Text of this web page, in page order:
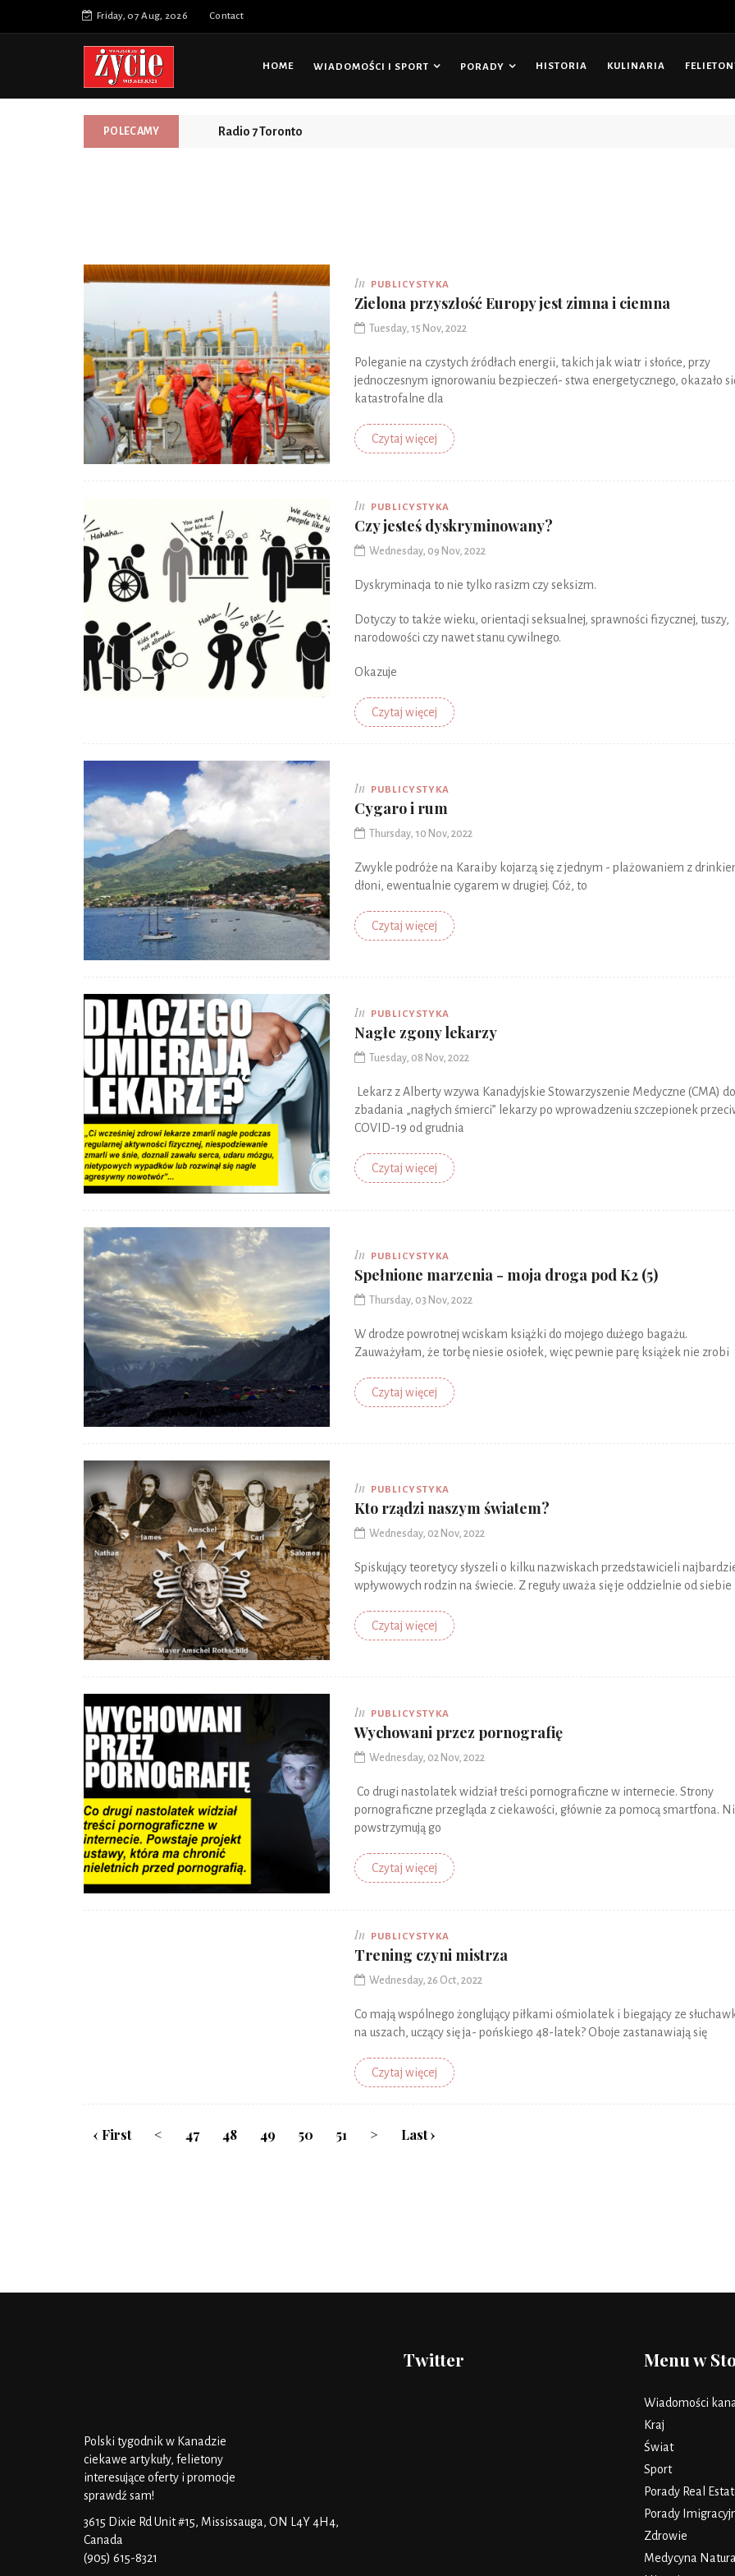
Friday, 07 Aug, 2026 Contact
HOME WIADOMOŚCI I SPORT PORADY HISTORIA KULINARIA
POLECAMY Radio 7 Toronto
Prosty, bezpieczny i przystępny cenowo odbiornik Radia 7 Toronto
In PUBLICYSTYKA
Zielona przyszłość Europy jest zimna i ciemna
Tuesday, 15 Nov, 2022
Poleganie na czystych źródłach energii, takich jak wiatr i słońce, przy
jednoczesnym ignorowaniu bezpieczeń- stwa energetycznego, okazało
katastrofalne dla
Czytaj więcej
In PUBLICYSTYKA
Czy jesteś dyskryminowany?
Wednesday, 09 Nov, 2022
Dyskryminacja to nie tylko rasizm czy seksizm.
Dotyczy to także wieku, orientacji seksualnej, sprawności fizycznej, tuszy,
narodowości czy nawet stanu cywilnego.
Okazuje
Czytaj więcej
In PUBLICYSTYKA
Cygaro i rum
Thursday, 10 Nov, 2022
Zwykle podróże na Karaiby kojarzą się z jednym - plażowaniem z
dłoni, ewentualnie cygarem w drugiej. Cóż, to
Czytaj więcej
In PUBLICYSTYKA
Nagłe zgony lekarzy
Tuesday, 08 Nov, 2022
Lekarz z Alberty wzywa Kanadyjskie Stowarzyszenie Medyczne (CMA) do
zbadania „nagłych śmierci” lekarzy po wprowadzeniu szczepionek
COVID-19 od grudnia
Czytaj więcej
In PUBLICYSTYKA
Spełnione marzenia - moja droga pod K2 (5)
Thursday, 03 Nov, 2022
W drodze powrotnej wciskam książki do mojego dużego bagażu.
Zauważyłam, że torbę niesie osiołek, więc pewnie parę książek nie zrobi
Czytaj więcej
In PUBLICYSTYKA
Kto rządzi naszym światem?
Wednesday, 02 Nov, 2022
Spiskujący teoretycy słyszeli o kilku nazwiskach przedstawicieli
wpływowych rodzin na świecie. Z reguły uważa się je oddzielnie od siebie
Czytaj więcej
In PUBLICYSTYKA
Wychowani przez pornografię
Wednesday, 02 Nov, 2022
Co drugi nastolatek widział treści pornograficzne w internecie. Strony
pornograficzne przegląda z ciekawości, głównie za pomocą smartfona.
powstrzymują go
Czytaj więcej
In PUBLICYSTYKA
Trening czyni mistrza
Wednesday, 26 Oct, 2022
Co mają wspólnego żonglujący piłkami ośmiolatek i biegający ze
na uszach, uczący się ja- pońskiego 48-latek? Oboje zastanawiają się
Czytaj więcej
‹ First < 47 48 49 50 51 > Last ›
Polski tygodnik w Kanadzie
ciekawe artykuły, felietony
interesujące oferty i promocje
sprawdź sam!
3615 Dixie Rd Unit #15, Mississauga, ON L4Y 4H4,
Canada
(905) 615-8321
Twitter Menu w
Wiadomości
Kraj
Świat
Sport
Porady Real
Porady
Zdrowie
Medycyna